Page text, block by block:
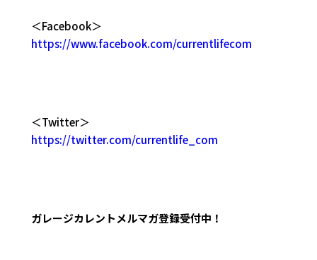
＜Facebook＞
https://www.facebook.com/currentlifecom
＜Twitter＞
https://twitter.com/currentlife_com
ガレージカレントメルマガ登録受付中！